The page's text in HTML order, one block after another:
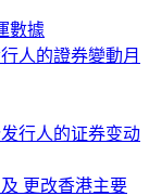
數據
人的證券變動月
行人的证券变动
更改香港主要